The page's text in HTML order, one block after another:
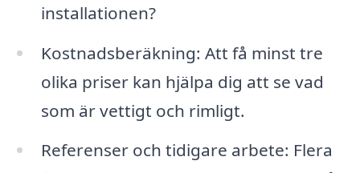
installationen?
Kostnadsberäkning: Att få minst tre
olika priser kan hjälpa dig att se vad
som är vettigt och rimligt.
Referenser och tidigare arbete: Flera